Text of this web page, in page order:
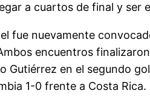
a cuartos de final y ser
fue nuevamente
encuentros
Gutiérrez en el segundo
1-0 frente a Costa